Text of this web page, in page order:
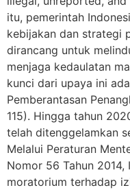
itu, pemerintah
kebijakan dan strategi
dirancang untuk
menjaga kedaulatan
kunci dari upaya ini
Pemberantasan
115). Hingga tahun
telah ditenggelamkan
Melalui Peraturan
Nomor 56 Tahun
moratorium terhadap